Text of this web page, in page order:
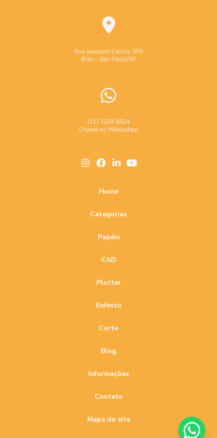
Rua Joaquim Carlos, 555
Brás - São Paulo/SP
(11) 3339-6824
Chame no WhatsApp
Home
Categorias
Papéis
CAD
Plotter
Enfesto
Corte
Blog
Informações
Contato
Mapa do site